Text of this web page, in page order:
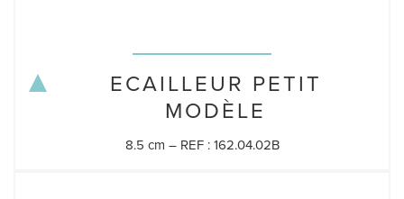
ECAILLEUR PETIT
MODÈLE
8.5 cm – REF : 162.04.02B